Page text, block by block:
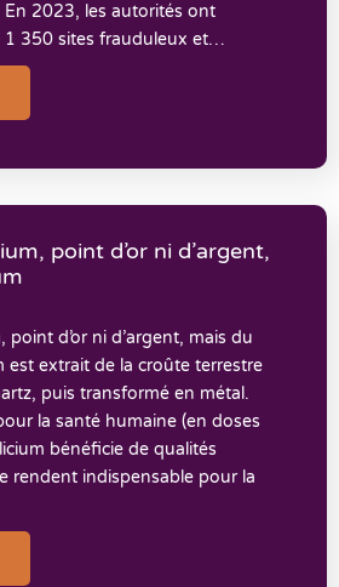
2023, les autorités ont
1 350 sites frauduleux et…
point d’or ni d’argent,
d’or ni d’argent, mais du
est extrait de la croûte terrestre
puis transformé en métal.
la santé humaine (en doses
bénéficie de qualités
rendent indispensable pour la